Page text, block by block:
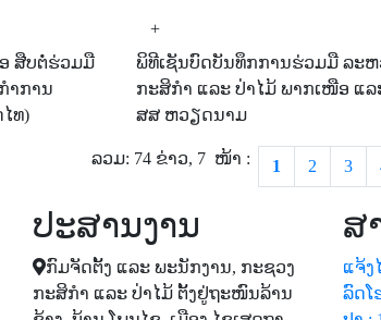
ສືບຕໍ່ຮ່ວມມື
າການ
ທ)
+
ພິທີເຊັນບົດບັນທຶກການຮ່ວມມື ລະຫ
ກະສິກຳ ແລະ ປ່າໄມ້ ພາກເໜືອ ແລ
ສສ ຫວຽດນາມ
ລວມ: 74 ຂ່າວ, 7ໜ້າ : 1 2 3
ປະສານງານ
ກົມຈັດຕັ້ງ ແລະ ພະນັກງານ, ກະຊວງ
ກະສິກໍາ ແລະ ປ່າໄມ້ ຕັ້ງຢູ່ຖະໜົນລ້ານ
ສ
ແຈ້ງ
ລົດໂ